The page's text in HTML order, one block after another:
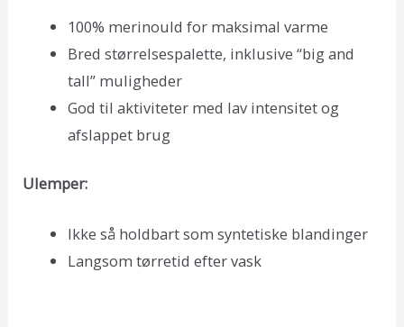
100% merinould for maksimal varme
Bred størrelsespalette, inklusive “big and
tall” muligheder
God til aktiviteter med lav intensitet og
afslappet brug
Ulemper:
Ikke så holdbart som syntetiske blandinger
Langsom tørretid efter vask